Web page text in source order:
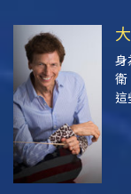
身
衛
這